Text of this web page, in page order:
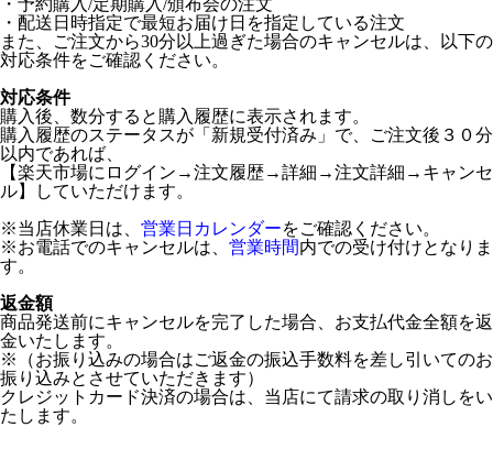
・予約購入/定期購入/頒布会の注文
・配送日時指定で最短お届け日を指定している注文
また、ご注文から30分以上過ぎた場合のキャンセルは、以下の
対応条件をご確認ください。
対応条件
購入後、数分すると購入履歴に表示されます。
購入履歴のステータスが「新規受付済み」で、ご注文後３０分
以内であれば、
【楽天市場にログイン→注文履歴→詳細→注文詳細→キャンセ
ル】していただけます。
※当店休業日は、 営業日カレンダーをご確認ください。
※お電話でのキャンセルは、 営業時間内での受け付けとなりま
す。
返金額
商品発送前にキャンセルを完了した場合、お支払代金全額を返
金いたします。
※（お振り込みの場合はご返金の振込手数料を差し引いてのお
振り込みとさせていただきます）
クレジットカード決済の場合は、当店にて請求の取り消しをい
たします。